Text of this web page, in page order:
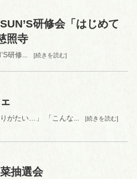
研修会「はじめて
照寺
研修... [続きを読む]
りがたい…」 「こんな... [続きを読む]
抽選会